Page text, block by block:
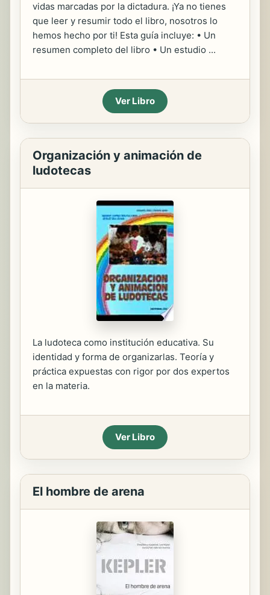
vidas marcadas por la dictadura. ¡Ya no tienes
que leer y resumir todo el libro, nosotros lo
hemos hecho por ti! Esta guía incluye: • Un
resumen completo del libro • Un estudio ...
Ver Libro
Organización y animación de
ludotecas
La ludoteca como institución educativa. Su
identidad y forma de organizarlas. Teoría y
práctica expuestas con rigor por dos expertos
en la materia.
Ver Libro
El hombre de arena